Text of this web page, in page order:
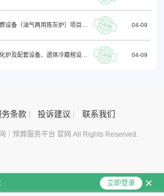
04-09
04-09
务条款 投诉建议 联系我们
｜殡葬服务平台 官网 All Rights Reserved.
立即登录